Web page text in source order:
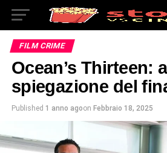
FILM CRIME
Ocean’s Thirteen:
spiegazione del
Published 1 anno agoon Febbraio 18, 2025